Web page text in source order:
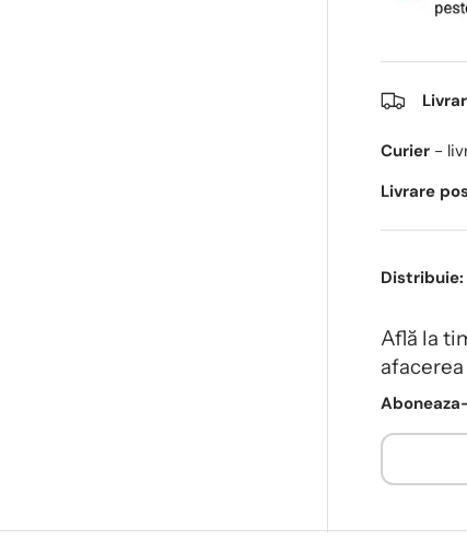
Curier -
Livrare
Distribuie:
Află la
afacerea